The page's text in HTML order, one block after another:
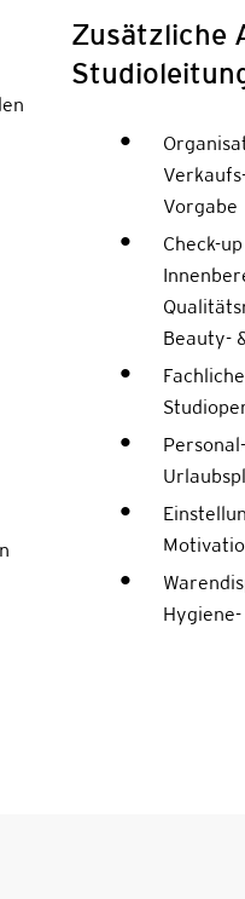
Zusätzliche
Vorgabe
Check-
Beauty-